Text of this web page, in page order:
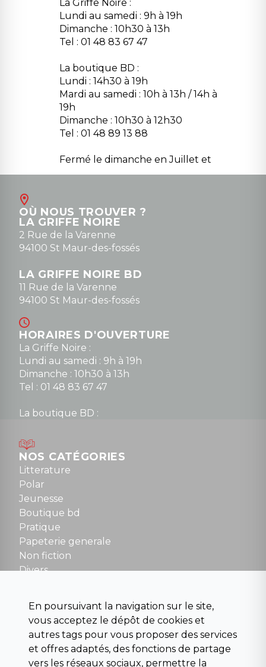
La Griffe Noire :
Lundi au samedi : 9h à 19h
Dimanche : 10h30 à 13h
Tel : 01 48 83 67 47
La boutique BD :
Lundi : 14h30 à 19h
Mardi au samedi : 10h à 13h / 14h à
19h
Dimanche : 10h30 à 12h30
Tel : 01 48 89 13 88
Fermé le dimanche en Juillet et
Août
contact@la-griffe-noire.com
0148836747
OÙ NOUS TROUVER ?
LA GRIFFE NOIRE
2 Rue de la Varenne
94100 St Maur-des-fossés
LA GRIFFE NOIRE BD
11 Rue de la Varenne
94100 St Maur-des-fossés
HORAIRES D'OUVERTURE
La Griffe Noire :
Lundi au samedi : 9h à 19h
Dimanche : 10h30 à 13h
Tel : 01 48 83 67 47
La boutique BD :
Mardi au samedi : 10h à 13h / 14h à 19h
Dimanche : 10h30 à 12h30
Tel : 01 48 89 13 88
Fermé le dimanche en Juillet et Août
NOUS CONTACTER
contact@la-griffe-noire.com
NOS CATÉGORIES
Litterature
Polar
Jeunesse
Boutique bd
Pratique
Papeterie generale
Non fiction
Divers
Para scolaire
Histoire
Pochoteque
Pleiade
En poursuivant la navigation sur le site,
vous acceptez le dépôt de cookies et
autres tags pour vous proposer des services
et offres adaptés, des fonctions de partage
vers les réseaux sociaux, permettre la